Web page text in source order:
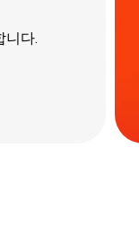
니다.